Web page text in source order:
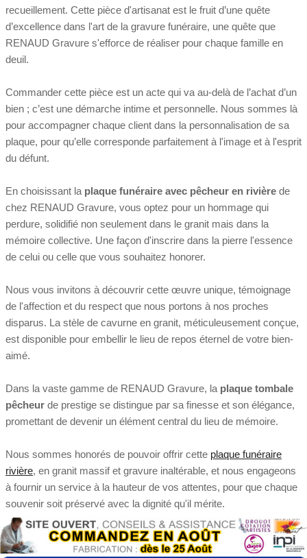
recueillement. Cette pièce d'artisanat est le fruit d’une quête
d’excellence dans l'art de la gravure funéraire, une quête que
RENAUD Gravure s'efforce de réaliser pour chaque famille en
deuil.
Commander cette pièce est un acte qui va au-delà de l’achat d’un
bien ; c’est une démarche intime et personnelle. Nous sommes là
pour accompagner chaque client dans la personnalisation de sa
plaque, pour qu’elle corresponde parfaitement à l'image et à l'esprit
du défunt.
En choisissant la plaque funéraire avec pêcheur en rivière de
chez RENAUD Gravure, vous optez pour un hommage qui
perdure, solidifié non seulement dans le granit mais dans la
mémoire collective. Une façon d'inscrire dans la pierre l'essence
de celui ou celle que vous souhaitez honorer.
Nous vous invitons à découvrir cette œuvre unique, témoignage
de l'affection et du respect que nous portons à nos proches
disparus. La stèle de cavurne en granit, méticuleusement conçue,
est disponible pour embellir le lieu de repos éternel de votre bien-
aimé.
Dans la vaste gamme de RENAUD Gravure, la plaque tombale
pêcheur de prestige se distingue par sa finesse et son élégance,
promettant de devenir un élément central du lieu de mémoire.
Nous sommes honorés de pouvoir offrir cette plaque funéraire
rivière, en granit massif et gravure inaltérable, et nous engageons
à fournir un service à la hauteur de vos attentes, pour que chaque
souvenir soit préservé avec la dignité qu'il mérite.